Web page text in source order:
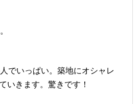
でいっぱい。築地にオシャレ
いきます。驚きです！